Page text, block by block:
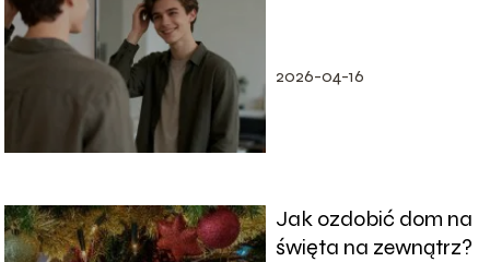
2026-04-16
Jak ozdobić dom na
święta na zewnątrz?